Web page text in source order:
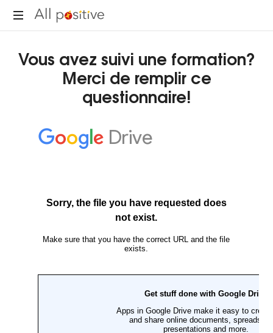
All
pour
se
réinventer."
Vous avez suivi une formation?
Merci de remplir ce
questionnaire!